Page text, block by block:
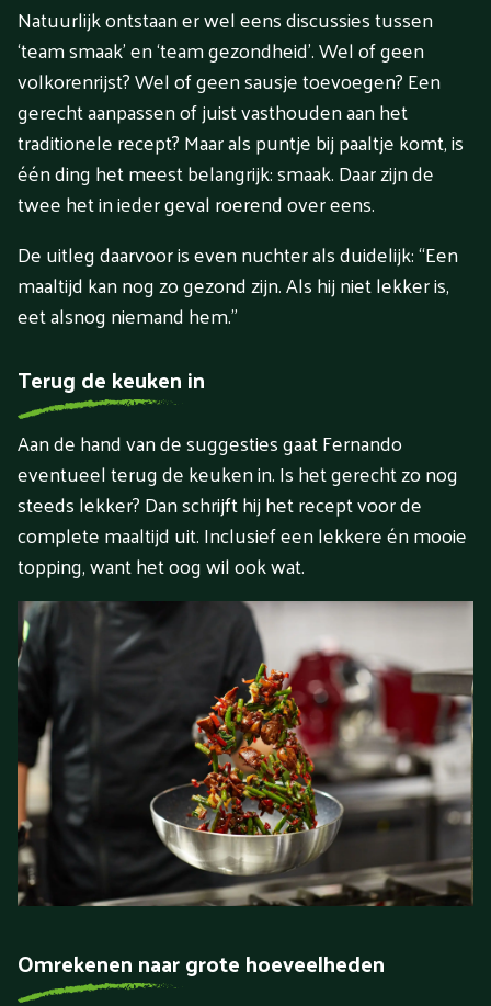
Natuurlijk ontstaan er wel eens discussies tussen
‘team smaak’ en ‘team gezondheid’. Wel of geen
volkorenrijst? Wel of geen sausje toevoegen? Een
gerecht aanpassen of juist vasthouden aan het
traditionele recept? Maar als puntje bij paaltje komt, is
één ding het meest belangrijk: smaak. Daar zijn de
twee het in ieder geval roerend over eens.
De uitleg daarvoor is even nuchter als duidelijk: “Een
maaltijd kan nog zo gezond zijn. Als hij niet lekker is,
eet alsnog niemand hem.”
Terug de keuken in
Aan de hand van de suggesties gaat Fernando
eventueel terug de keuken in. Is het gerecht zo nog
steeds lekker? Dan schrijft hij het recept voor de
complete maaltijd uit. Inclusief een lekkere én mooie
topping, want het oog wil ook wat.
Omrekenen naar grote hoeveelheden